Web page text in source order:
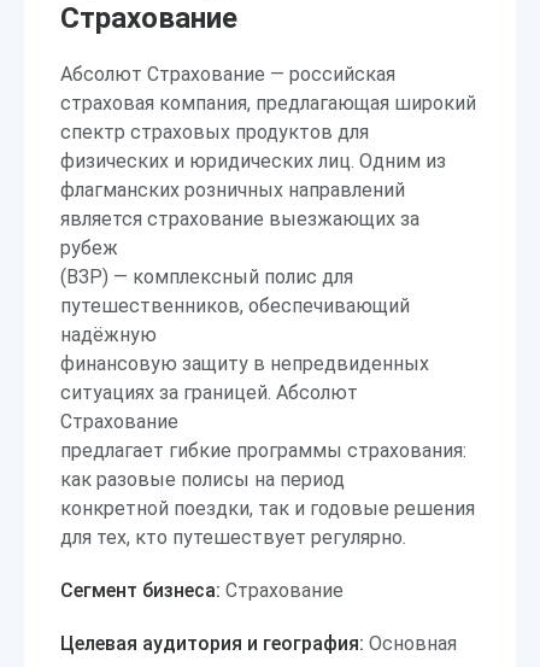
Страхование
Абсолют Страхование — российская
страховая компания, предлагающая широкий
спектр страховых продуктов для
физических и юридических лиц. Одним из
флагманских розничных направлений
является страхование выезжающих за
рубеж
(ВЗР) — комплексный полис для
путешественников, обеспечивающий
надёжную
финансовую защиту в непредвиденных
ситуациях за границей. Абсолют
Страхование
предлагает гибкие программы страхования:
как разовые полисы на период
конкретной поездки, так и годовые решения
для тех, кто путешествует регулярно.
Сегмент бизнеса: Страхование
Целевая аудитория и география: Основная